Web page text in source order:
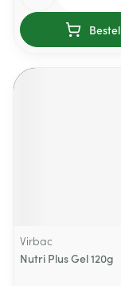
Bestel
Virbac
Nutri Plus Gel 120g